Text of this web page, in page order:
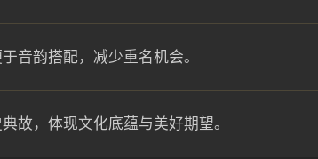
音韵搭配，减少重名机会。
故，体现文化底蕴与美好期望。